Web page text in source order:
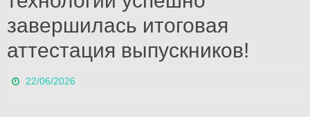
завершилась итоговая
аттестация выпускников!
22/06/2026